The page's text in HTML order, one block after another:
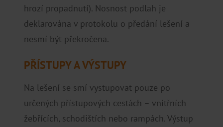
hrozí propadnutí). Nosnost podlah je
deklarována v protokolu o předání lešení a
nesmí být překročena.
PŘÍSTUPY A VÝSTUPY
Na lešení se smí vystupovat pouze po
určených přístupových cestách – vnitřních
žebřících, schodištích nebo rampách. Výstup